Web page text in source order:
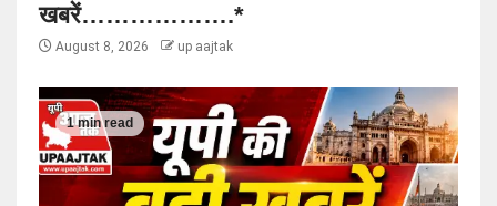
खबरें……………….*
August 8, 2026 up aajtak
1 min read